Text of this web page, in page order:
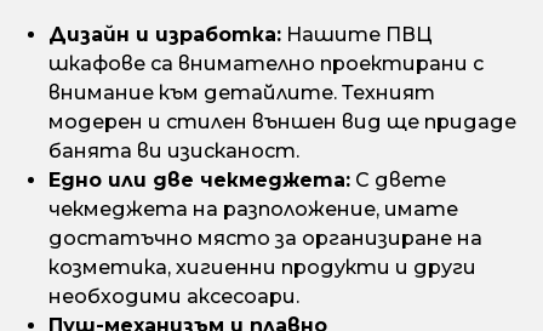
Дизайн и изработка: Нашите ПВЦ
шкафове са внимателно проектирани с
внимание към детайлите. Техният
модерен и стилен външен вид ще придаде
банята ви изисканост.
Едно или две чекмеджета: С двете
чекмеджета на разположение, имате
достатъчно място за организиране на
козметика, хигиенни продукти и други
необходими аксесоари.
Пуш-механизъм и плавно